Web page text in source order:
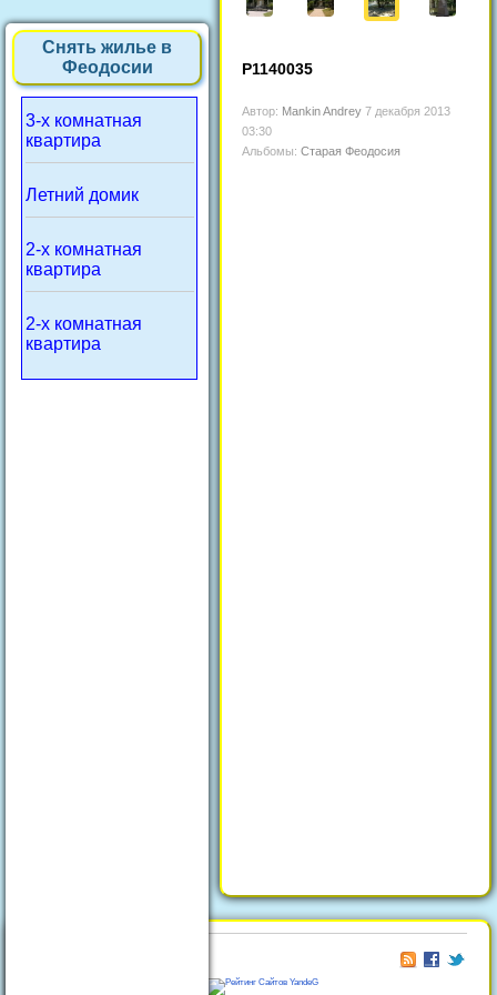
Снять жилье в
Феодосии
3-х комнатная
квартира
Летний домик
2-х комнатная
квартира
2-х комнатная
квартира
P1140035
Автор: Mankin Andrey 7 декабря 2013
03:30
Альбомы: Старая Феодосия